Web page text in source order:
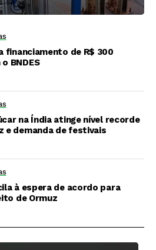
financiamento de R$ 300
BNDES
na Índia atinge nível recorde
e demanda de festivais
à espera de acordo para
de Ormuz